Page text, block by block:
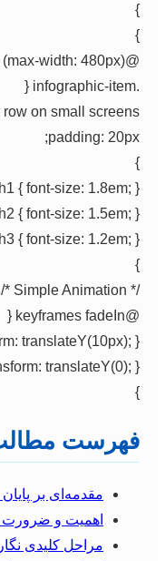
}
}
@media (max-width: 480px) {
.infographic-item {
on small screens */
padding: 20px;
}
h1 { font-size: 1.8em; }
h2 { font-size: 1.5em; }
h3 { font-size: 1.2em; }
}
/* Simple Animation */
@keyframes fadeIn {
translateY(10px); }
translateY(0); }
}
فهرست
مقدمه‌ای بر
اهمیت و ضرورت
مراحل کلیدی